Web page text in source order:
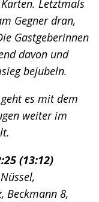
Letztmals
Gegner dran,
Gastgeberinnen
davon und
bejubeln.
es mit dem
weiter im
(13:12)
Beckmann 8,